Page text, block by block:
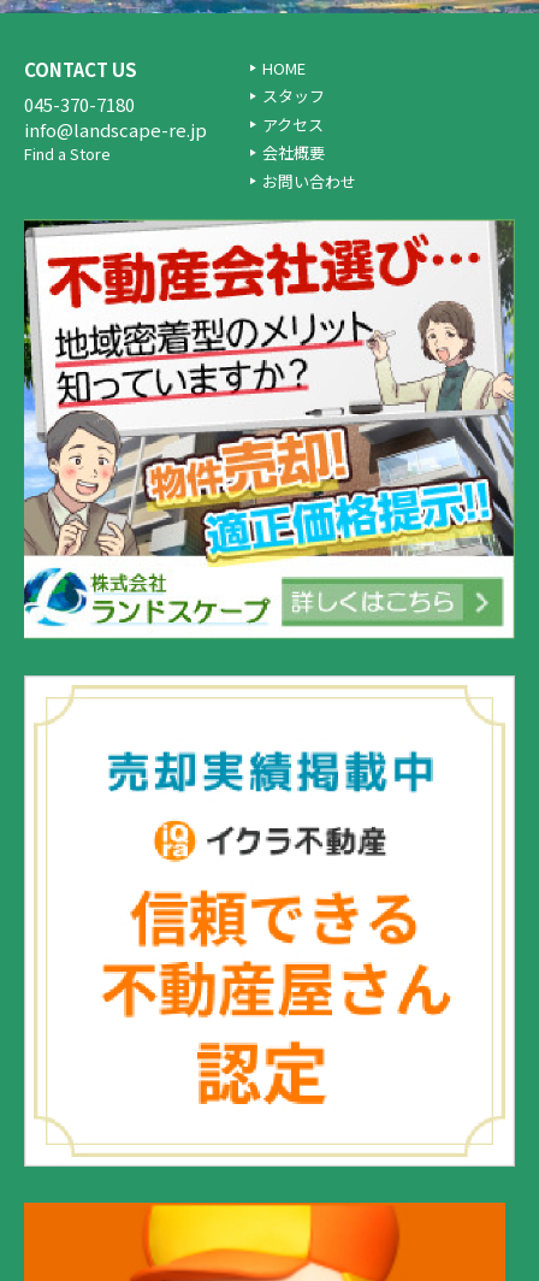
CONTACT US
045-370-7180
info@landscape-re.jp
Find a Store
HOME
スタッフ
アクセス
会社概要
お問い合わせ